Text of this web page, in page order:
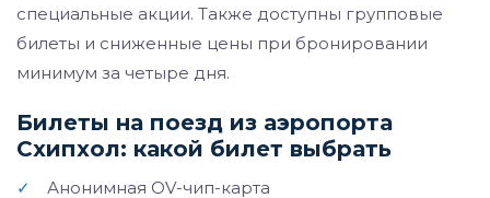
специальные акции. Также доступны групповые
билеты и сниженные цены при бронировании
минимум за четыре дня.
Билеты на поезд из аэропорта
Схипхол: какой билет выбрать
✓ Анонимная OV-чип-карта